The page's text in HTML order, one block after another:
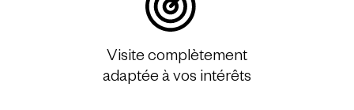
Visite complètement
adaptée à vos intérêts